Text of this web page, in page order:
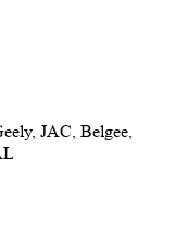
JAC, Belgee,